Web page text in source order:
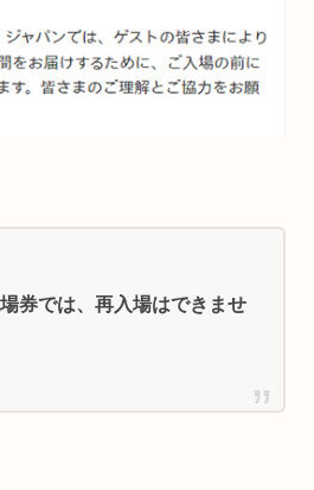
券では、再入場はできませ